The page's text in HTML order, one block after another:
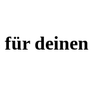
für deinen